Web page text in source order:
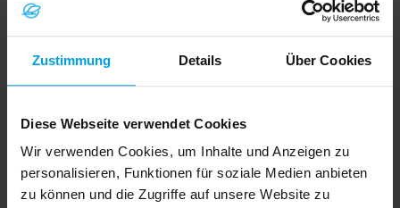
Zustimmung Details Über Cookies
Diese Webseite verwendet Cookies
Wir verwenden Cookies, um Inhalte und Anzeigen zu
personalisieren, Funktionen für soziale Medien anbieten
zu können und die Zugriffe auf unsere Website zu
Другие пользователи искали
Solitair DT
Juwel
Country Site